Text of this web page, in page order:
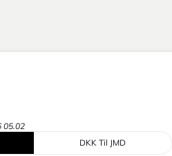
05.02
DKK Til JMD